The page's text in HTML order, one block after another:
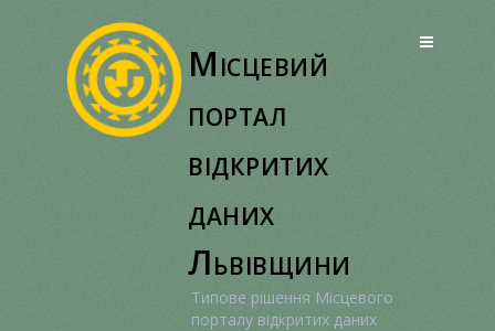
Місцевий
портал
відкритих
даних
Львівщини
Типове рішення Місцевого
порталу відкритих даних